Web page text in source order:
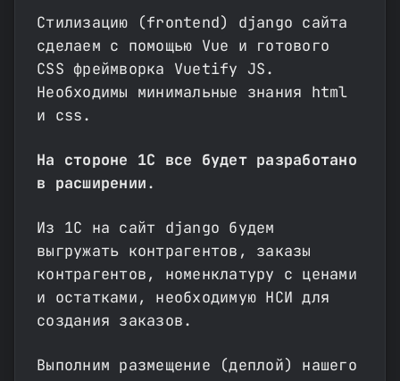
Стилизацию (frontend) django сайта
сделаем с помощью Vue и готового
CSS фреймворка Vuetify JS.
Необходимы минимальные знания html
и css.
На стороне 1С все будет разработано
в расширении.
Из 1С на сайт django будем
выгружать контрагентов, заказы
контрагентов, номенклатуру с ценами
и остатками, необходимую НСИ для
создания заказов.
Выполним размещение (деплой) нашего